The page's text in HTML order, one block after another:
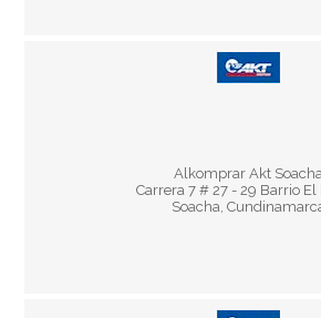
Alkomprar Akt Soacha
Carrera 7 # 27 - 29 Barrio El
Soacha,
Lun - Vie 8:30 am - 5:30
Sáb 9:30 am - 3:30 pm